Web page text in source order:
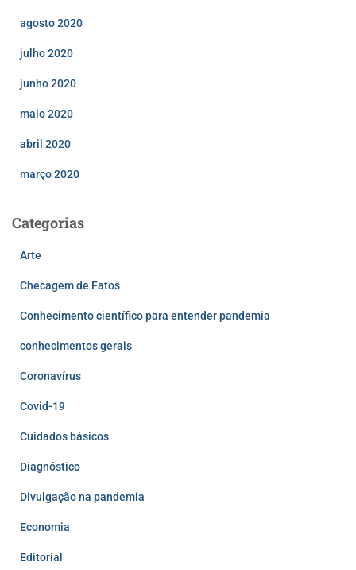
agosto 2020
julho 2020
junho 2020
maio 2020
abril 2020
março 2020
Categorias
Arte
Checagem de Fatos
Conhecimento científico para entender pandemia
conhecimentos gerais
Coronavírus
Covid-19
Cuidados básicos
Diagnóstico
Divulgação na pandemia
Economia
Editorial